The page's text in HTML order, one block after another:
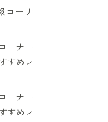
コーナ
ーナー
すめレ
ーナー
すめレ